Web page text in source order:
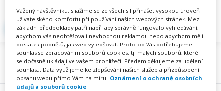
Proč se registrovat Hlídací sojka
Registrace
Přihlásit
Menu
Vážený návštěvníku, snažíme se ze všech sil přinášet vysokou úroveň
uživatelského komfortu při používání našich webových stránek. Mezi
základní předpoklady patří např. aby správně fungovalo vyhledávání,
abychom vás neobtěžovali nevhodnou reklamou nebo abychom měli
dostatek podnětů, jak web vylepšovat. Proto od Vás potřebujeme
souhlas se zpracováním souborů cookies, tj. malých souborů, které
se dočasně ukládají ve vašem prohlížeči. Předem děkujeme za udělení
souhlasu. Data využijeme ke zlepšování našich služeb a přizpůsobení
obsahu webu přímo Vám na míru. Oznámení o ochraně osobních
údajů a souborů cookie